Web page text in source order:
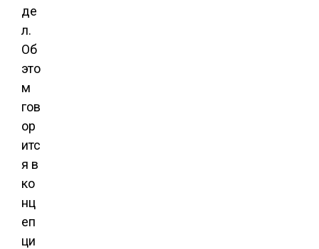
де
л.
Об
это
м
гов
ор
итс
я в
ко
нц
еп
ци